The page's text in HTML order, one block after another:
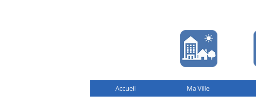
Accueil Ma Ville